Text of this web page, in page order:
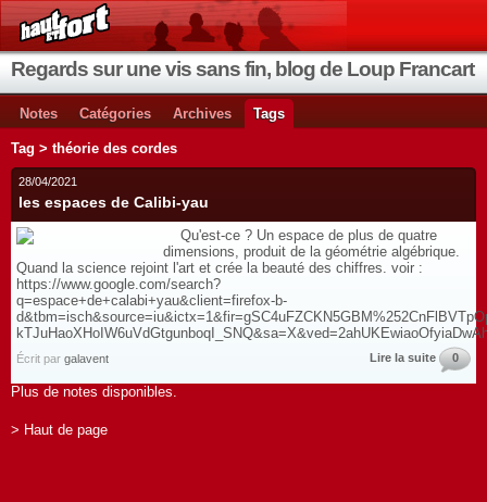
Regards sur une vis sans fin, blog de Loup Francart
Notes Catégories Archives Tags
Tag > théorie des cordes
28/04/2021
les espaces de Calibi-yau
Qu'est-ce ? Un espace de plus de quatre
dimensions, produit de la géométrie algébrique.
Quand la science rejoint l'art et crée la beauté des chiffres. voir :
https://www.google.com/search?
q=espace+de+calabi+yau&client=firefox-b-
Écrit par galavent Lire la suite 0
Plus de notes disponibles.
> Haut de page